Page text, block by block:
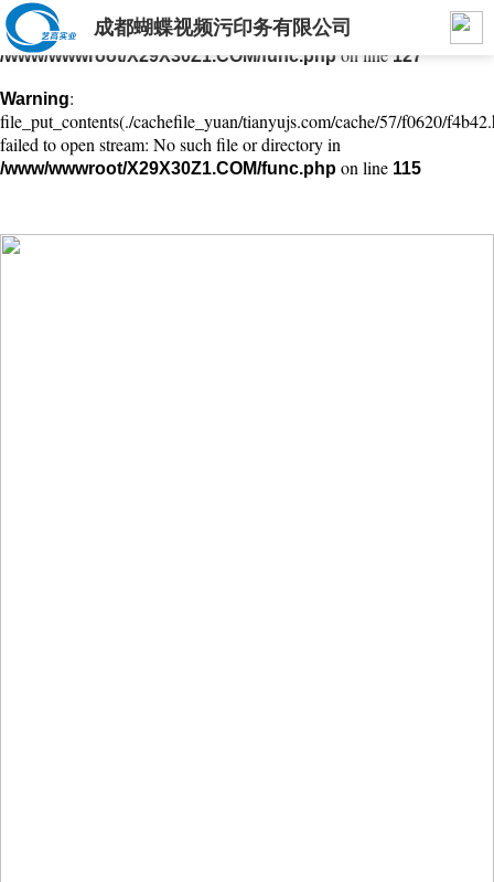
Warning: mkdir(): No space left on device in
/www/wwwroot/X29X30Z1.COM/func.phpon line127
Warning:
file_put_contents(./cachefile_yuan/tianyujs.com/cache/57/f0620/
failed to open stream: No such file or directory in
/www/wwwroot/X29X30Z1.COM/func.php on line 115
成都蝴蝶视频污印务有限公司